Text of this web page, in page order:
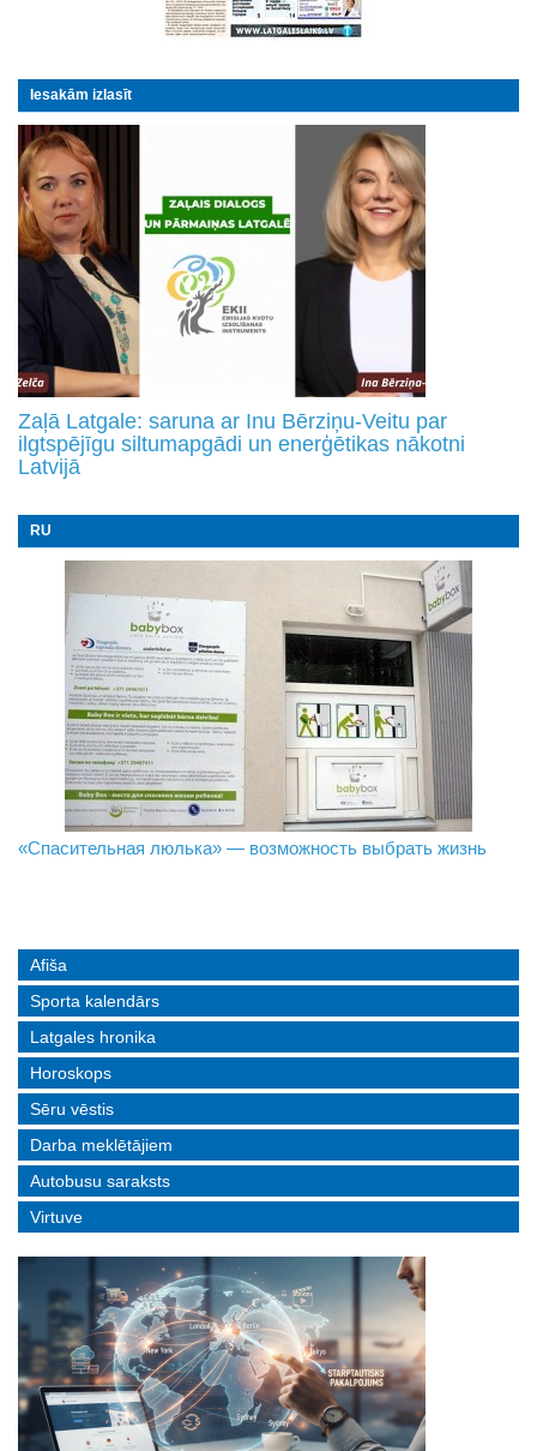
Iesakām izlasīt
Zaļā Latgale: saruna ar Inu Bērziņu-Veitu par
ilgtspējīgu siltumapgādi un enerģētikas nākotni
Latvijā
RU
В Даугавпилсе определили сильнейших в пляжном
«Спасительная люлька» — возможность выбрать жизнь
Новое поколение пограничников: Даугавпилсское
Afiša
Sporta kalendārs
Latgales hronika
Horoskops
Sēru vēstis
Darba meklētājiem
Autobusu saraksts
Virtuve